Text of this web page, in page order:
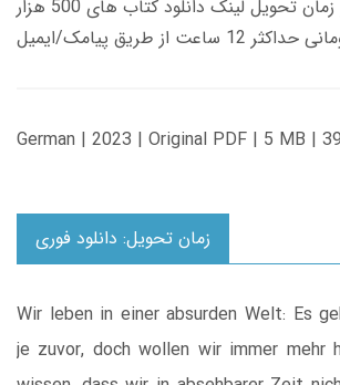
کاربری می باشد، و زمان تحویل لینک دانلود کتاب های 500 هزار
حداکثر 12 ساعت از طریق پیامک/ایمیل
German | 2023 | Original PDF | 5 MB |
زمان تحویل: دانلود فوری
Wir leben in einer absurden Welt: Es
je zuvor, doch wollen wir immer mehr